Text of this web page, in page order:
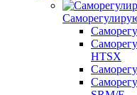
HTSX